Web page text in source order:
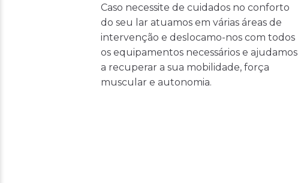
Caso necessite de cuidados no conforto
do seu lar atuamos em várias áreas de
intervenção e deslocamo-nos com todos
os equipamentos necessários e ajudamos
a recuperar a sua mobilidade, força
muscular e autonomia.